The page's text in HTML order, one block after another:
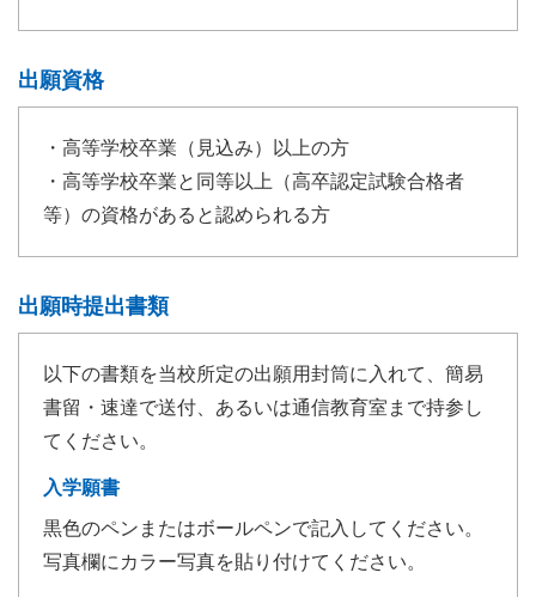
出願資格
・高等学校卒業（見込み）以上の方
・高等学校卒業と同等以上（高卒認定試験合格者
等）の資格があると認められる方
出願時提出書類
以下の書類を当校所定の出願用封筒に入れて、簡易
書留・速達で送付、あるいは通信教育室まで持参し
てください。
入学願書
黒色のペンまたはボールペンで記入してください。
写真欄にカラー写真を貼り付けてください。